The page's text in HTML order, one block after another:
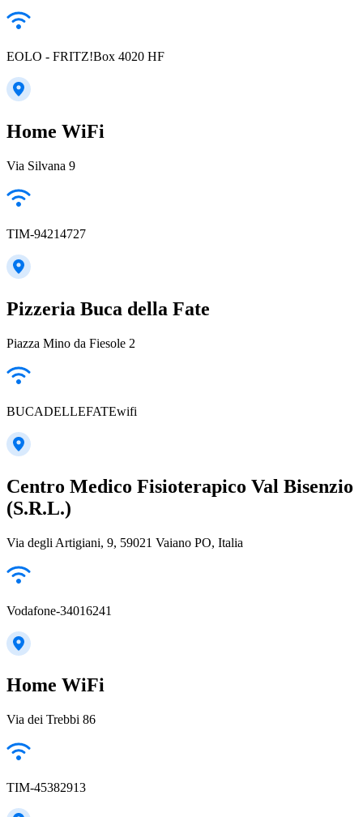
EOLO - FRITZ!Box 4020 HF
Home WiFi
Via Silvana 9
TIM-94214727
Pizzeria Buca della Fate
Piazza Mino da Fiesole 2
BUCADELLEFATEwifi
Centro Medico Fisioterapico Val Bisenzio
(S.R.L.)
Via degli Artigiani, 9, 59021 Vaiano PO, Italia
Vodafone-34016241
Home WiFi
Via dei Trebbi 86
TIM-45382913